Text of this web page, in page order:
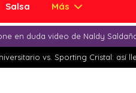
Salsa Más
en duda video de Naldy
vs. Sporting Cristal: así